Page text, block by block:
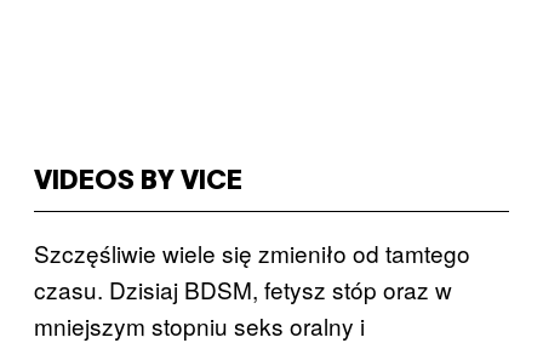
VIDEOS BY VICE
Szczęśliwie wiele się zmieniło od tamtego
czasu. Dzisiaj BDSM, fetysz stóp oraz w
mniejszym stopniu seks oralny i